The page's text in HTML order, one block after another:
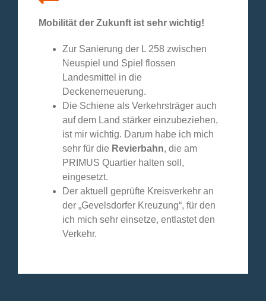
Mobilität der Zukunft ist sehr wichtig!
Zur Sanierung der L 258 zwischen
Neuspiel und Spiel flossen
Landesmittel in die
Deckenerneuerung.
Die Schiene als Verkehrsträger auch
auf dem Land stärker einzubeziehen,
ist mir wichtig. Darum habe ich mich
sehr für die Revierbahn, die am
PRIMUS Quartier halten soll,
eingesetzt.
Der aktuell geprüfte Kreisverkehr an
der „Gevelsdorfer Kreuzung“, für den
ich mich sehr einsetze, entlastet den
Verkehr.